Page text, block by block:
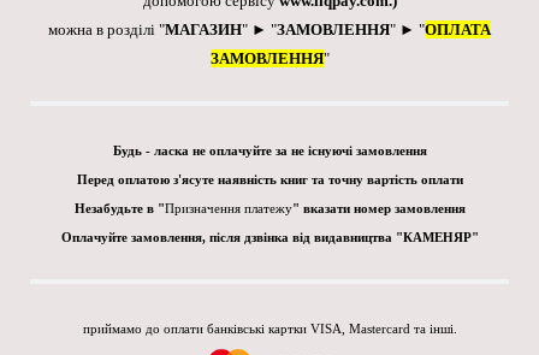
можна в розділі "МАГАЗИН" ► "ЗАМОВЛЕННЯ" ► "ОПЛАТА
ЗАМОВЛЕННЯ"
Будь - ласка не оплачуйте за не існуючі замовлення
Перед оплатою з'ясуте наявність книг та точну вартість оплати
Незабудьте в "Призначення платежу" вказати номер замовлення
Оплачуйте замовлення, після дзвінка від видавництва "КАМЕНЯР"
приймамо до оплати банківські картки VISA, Mastercard та інші.